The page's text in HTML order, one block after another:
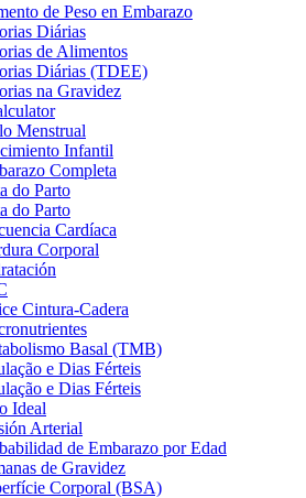
de Peso en Embarazo
Diárias
de Alimentos
Diárias (TDEE)
na Gravidez
Menstrual
Infantil
Completa
do Parto
do Parto
Cardíaca
Corporal
Cintura-Cadera
Basal (TMB)
e Dias Férteis
e Dias Férteis
Ideal
Arterial
de Embarazo por Edad
de Gravidez
Corporal (BSA)